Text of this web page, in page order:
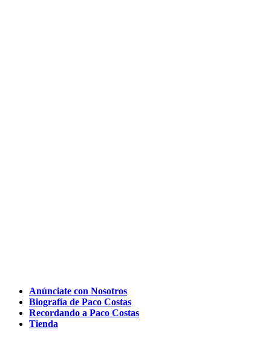
Anúnciate con Nosotros
Biografía de Paco Costas
Recordando a Paco Costas
Tienda